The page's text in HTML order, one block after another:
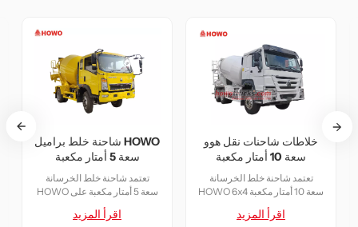
خلاطات شاحنات نقل هوو
تعتمد شاحنة خلط الخرسانة
HOWO 6x4 سعة 10 أمتار مكعبة
على كابينة HOWO HW76 نصف
صف، بوزن إجمالي 25 طنًا،
اقرأ المزيد
خلط الخرسانة هوو
ذات الأسطوانة سعة 5 أمتار
شاحنة خلط الخرسانة
HOWO سعة 5 أمتار مكعبة على
كابينة HOWO 2080 نصفية،
بوزن إجمالي 16 طنًا وقاعدةاقرأ المزيد